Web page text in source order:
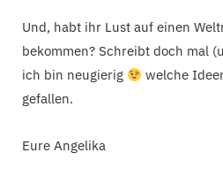
Und, habt ihr Lust auf einen
bekommen? Schreibt doch mal
ich bin neugierig
welche
gefallen.
Eure Angelika